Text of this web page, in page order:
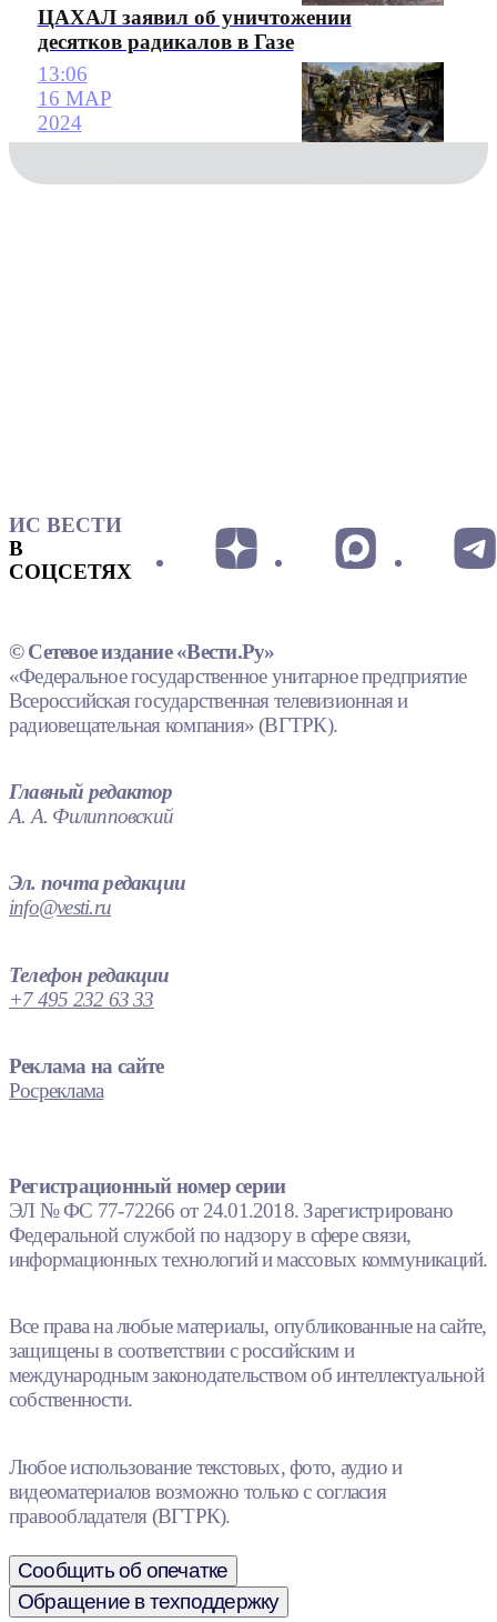
ЦАХАЛ заявил об уничтожении
десятков радикалов в Газе
13:06
16 МАР
2024
ИС ВЕСТИ
В
СОЦСЕТЯХ
© Сетевое издание «Вести.Ру»
«Федеральное государственное унитарное предприятие
Всероссийская государственная телевизионная и
радиовещательная компания» (ВГТРК).
Главный редактор
А. А. Филипповский
Эл. почта редакции
info@vesti.ru
Телефон редакции
+7 495 232 63 33
Реклама на сайте
Росреклама
Регистрационный номер серии
ЭЛ № ФС 77-72266 от 24.01.2018. Зарегистрировано
Федеральной службой по надзору в сфере связи,
информационных технологий и массовых коммуникаций.
Все права на любые материалы, опубликованные на сайте,
защищены в соответствии с российским и
международным законодательством об интеллектуальной
собственности.
Любое использование текстовых, фото, аудио и
видеоматериалов возможно только с согласия
правообладателя (ВГТРК).
Сообщить об опечатке
Обращение в техподдержку